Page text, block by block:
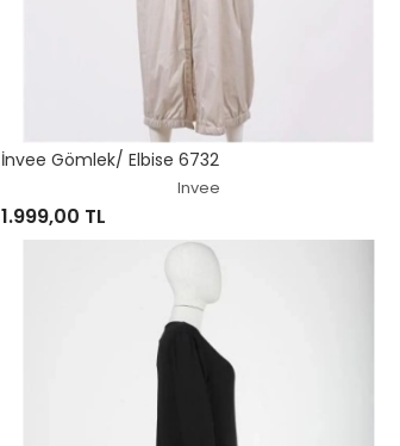
İnvee Gömlek/ Elbise 6732
Invee
1.999,00 TL